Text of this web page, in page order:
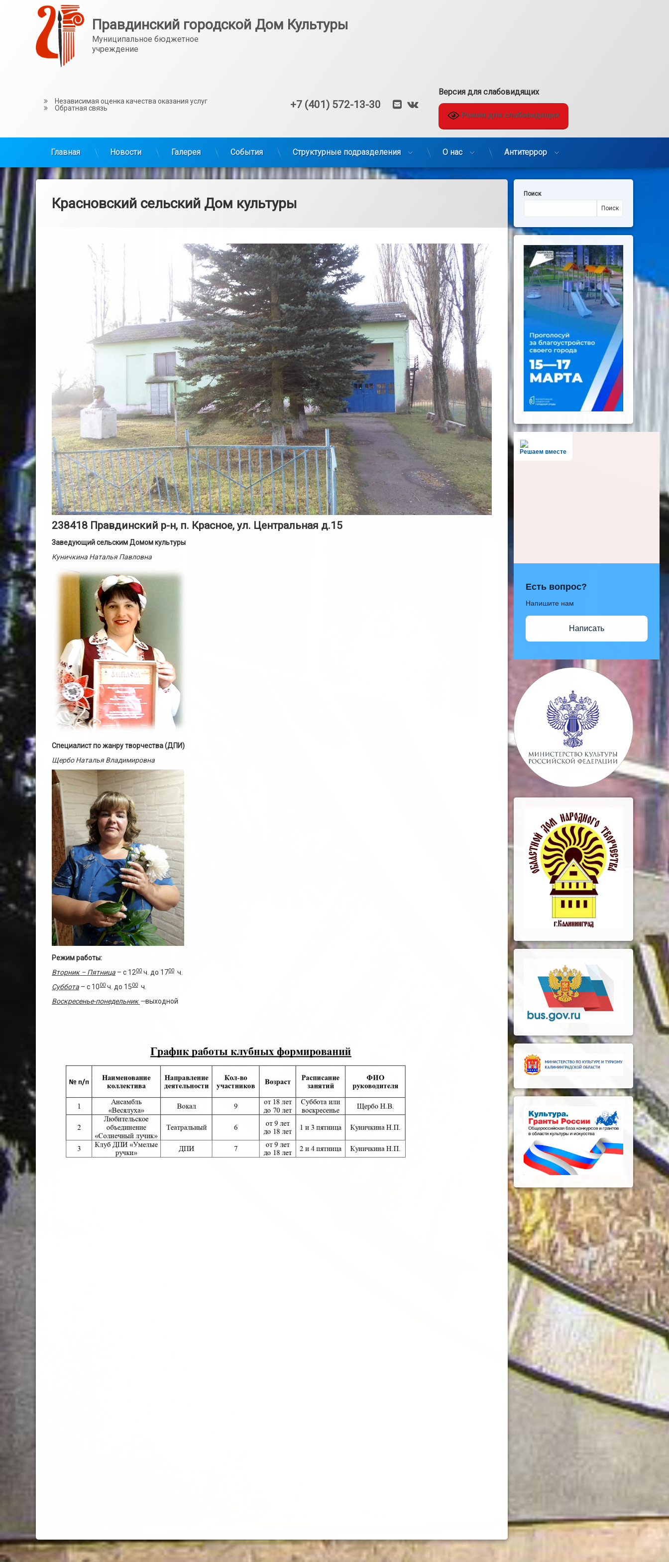
содержимому
Правдинский городской Дом Культуры
Муниципальное бюджетное
учреждение
Независимая оценка качества оказания услуг
Обратная связь
Тел:
+7 (401) 572-13-30 E-mail
VK
Версия для слабовидящих
Режим для слабовидящих
Главная Новости Галерея События Структурные подразделения О нас Антитеррор
Красновский сельский Дом культуры
238418 Правдинский р-н, п. Красное, ул. Центральная д.15
Заведующий сельским Домом культуры
Куничкина Наталья Павловна
Специалист по жанру творчества (ДПИ)
Щербо Наталья Владимировна
Режим работы:
Вторник – Пятница – с 1200 ч. до 1700 ч.
Суббота – с 1000 ч. до 1500 ч.
Воскресенье-понедельник —выходной
Поиск
Поиск
Решаем вместе
Есть вопрос?
Напишите нам
Написать